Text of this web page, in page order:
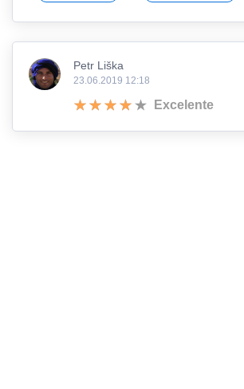
Petr Liška
23.06.2019 12:18
Excelente